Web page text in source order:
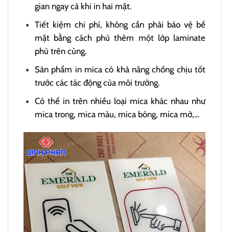
gian ngay cả khi in hai mặt.
Tiết kiệm chi phí, không cần phải bảo vệ bề
mặt bằng cách phủ thêm một lớp laminate
phủ trên cùng.
Sản phẩm in mica có khả năng chống chịu tốt
trước các tác động của môi trường.
Có thể in trên nhiều loại mica khác nhau như
mica trong, mica màu, mica bóng, mica mờ,…